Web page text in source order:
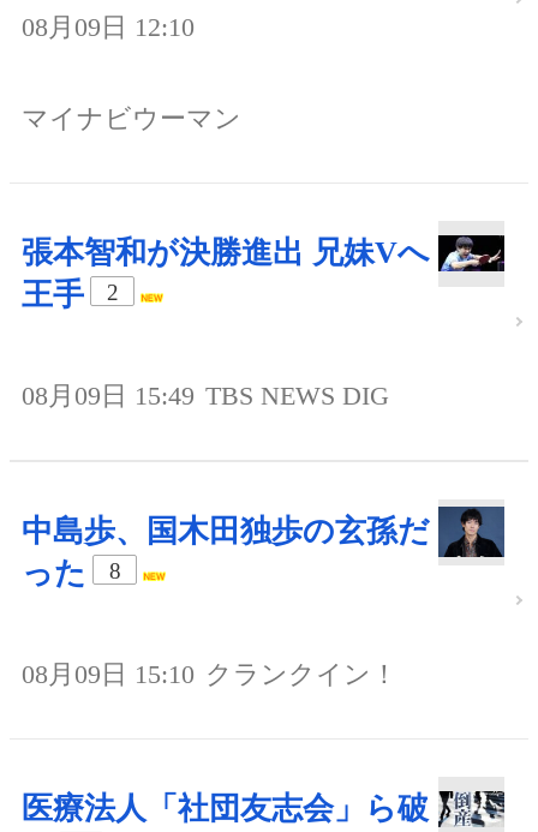
08月09日 12:10
マイナビウーマン
張本智和が決勝進出 兄妹Vへ
王手
2
08月09日 15:49 TBS NEWS DIG
中島歩、国木田独歩の玄孫だ
った
8
08月09日 15:10 クランクイン！
医療法人「社団友志会」ら破